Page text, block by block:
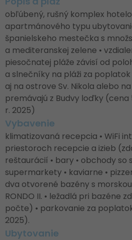
obľúbený, rušný komplex
apartmánového typu
španielskeho mestečka s
a mediteranskej zelene •
piesočnatej pláže závisí od
a slnečníky na pláži za poplatok
aj na ostrove Sv. Nikola alebo
premávajú z Budvy loďky
r. 2025)
Vybavenie
klimatizovaná recepcia • WiFi
priestoroch recepcie a izieb
reštaurácií • bary • obchody so
supermarkety • kaviarne •
dva otvorené bazény s morskou
RONDO II. • ležadlá pri bazéne
počte) • parkovanie za
2025).
Ubytovanie